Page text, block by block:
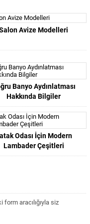
Avize Modelleri
Banyo Aydınlatması
Hakkında Bilgiler
Odası İçin Modern
Lambader Çeşitleri
form aracılığıyla siz